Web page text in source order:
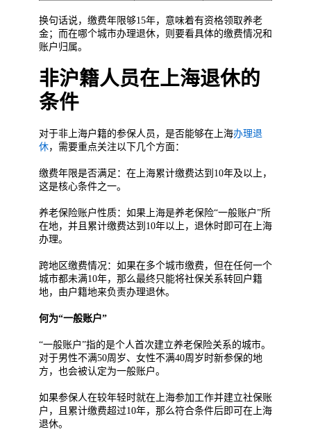
换句话说，缴费年限够15年，意味着有资格领取养老
金；而在哪个城市办理退休，则要看具体的缴费情况和
账户归属。
非沪籍人员在上海退休的
条件
对于非上海户籍的参保人员，是否能够在上海办理退
休，需要重点关注以下几个方面：
缴费年限是否满足：在上海累计缴费达到10年及以上，
这是核心条件之一。
养老保险账户性质：如果上海是养老保险“一般账户”所
在地，并且累计缴费达到10年以上，退休时即可在上海
办理。
跨地区缴费情况：如果在多个城市缴费，但在任何一个
城市都未满10年，那么最终只能将社保关系转回户籍
地，由户籍地来负责办理退休。
何为“一般账户”
“一般账户”指的是个人首次建立养老保险关系的城市。
对于男性不满50周岁、女性不满40周岁时新参保的地
方，也会被认定为一般账户。
如果参保人在较年轻时就在上海参加工作并建立社保账
户，且累计缴费超过10年，那么符合条件后即可在上海
退休。